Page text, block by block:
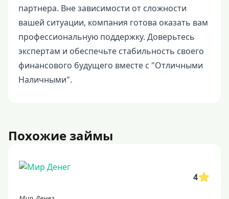
партнера. Вне зависимости от сложности
вашей ситуации, компания готова оказать вам
профессиональную поддержку. Доверьтесь
экспертам и обеспечьте стабильность своего
финансового будущего вместе с "Отличными
Наличными".
Похожие займы
4